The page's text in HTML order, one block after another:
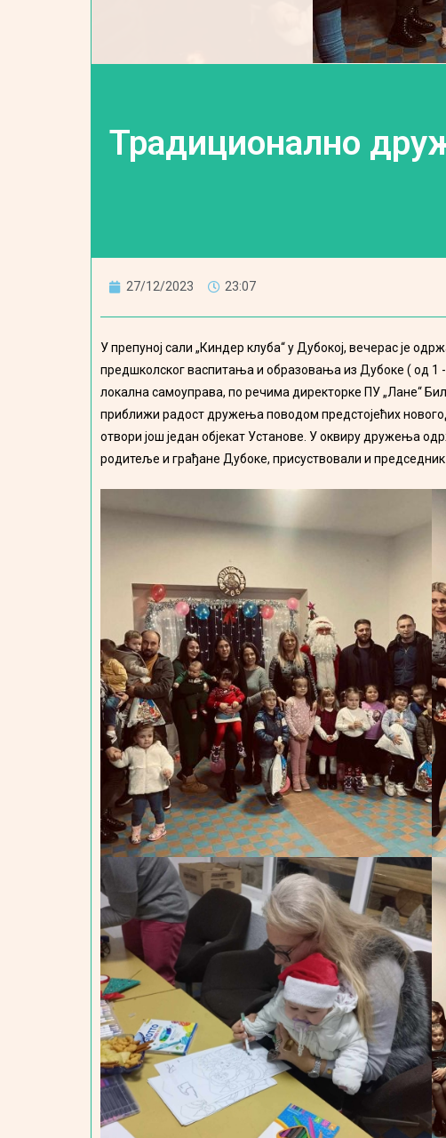
Традиционално
27/12/2023 23:07
У препуној сали „Киндер клуба“ у Дубокој, вечерас је
предшколског васпитања и образовања из Дубоке ( од 1
локална самоуправа, по речима директорке ПУ „Лане“
приближи радост дружења поводом предстојећих
отвори још један објекат Установе. У оквиру дружења
родитеље и грађане Дубоке, присуствовали и